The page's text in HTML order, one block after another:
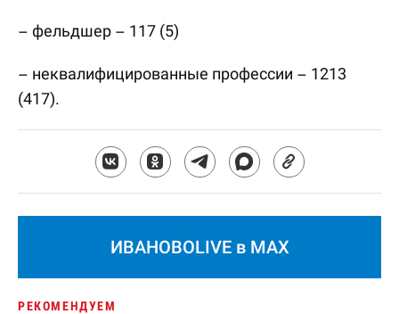
– фельдшер – 117 (5)
– неквалифицированные профессии – 1213
(417).
ИВАНОВОLIVE в MAX
РЕКОМЕНДУЕМ